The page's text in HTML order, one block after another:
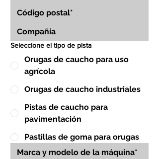
Seleccione el tipo de pista
Orugas de caucho para uso
agrícola
Orugas de caucho industriales
Pistas de caucho para
pavimentación
Pastillas de goma para orugas